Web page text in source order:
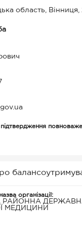
область, Вінниця,
організації:
РАЙОННА
МЕДИЦИНИ